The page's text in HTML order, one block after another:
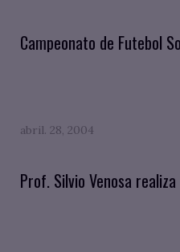
Campeonato de Futebol
abril. 28, 2004
Prof. Silvio Venosa